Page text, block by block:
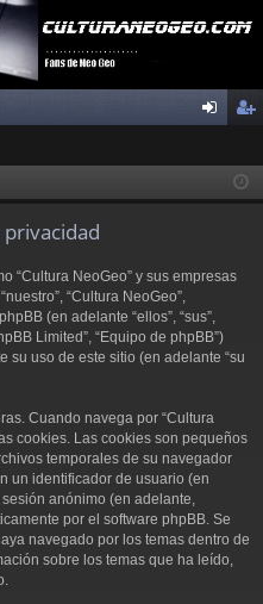
se
ist
“Cultura NeoGeo” y sus empresas
“Cultura NeoGeo”,
(en adelante “ellos”, “sus”,
Limited”, “Equipo de phpBB”)
uso de este sitio (en adelante “su
Cuando navega por “Cultura
cookies. Las cookies son pequeños
temporales de su navegador
un identificador de usuario (en
anónimo (en adelante,
por el software phpBB. Se
navegado por los temas dentro de
sobre los temas que ha leído,